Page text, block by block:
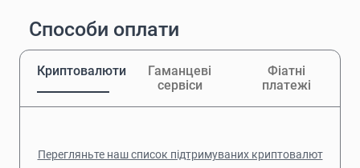
Способи оплати
Криптовалюти
Гаманцеві
сервіси
Фіатні
платежі
Перегляньте наш список підтримуваних криптовалют